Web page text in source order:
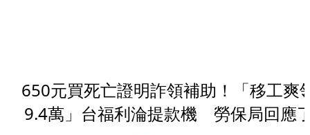
650元買死亡證明詐領補助！「移工爽
9.4萬」台福利淪提款機 勞保局回應